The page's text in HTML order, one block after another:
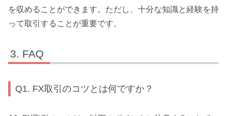
を収めることができます。ただし、十分な知識と経験を持
って取引することが重要です。
FAQ
Q1. FX取引のコツとは何ですか？